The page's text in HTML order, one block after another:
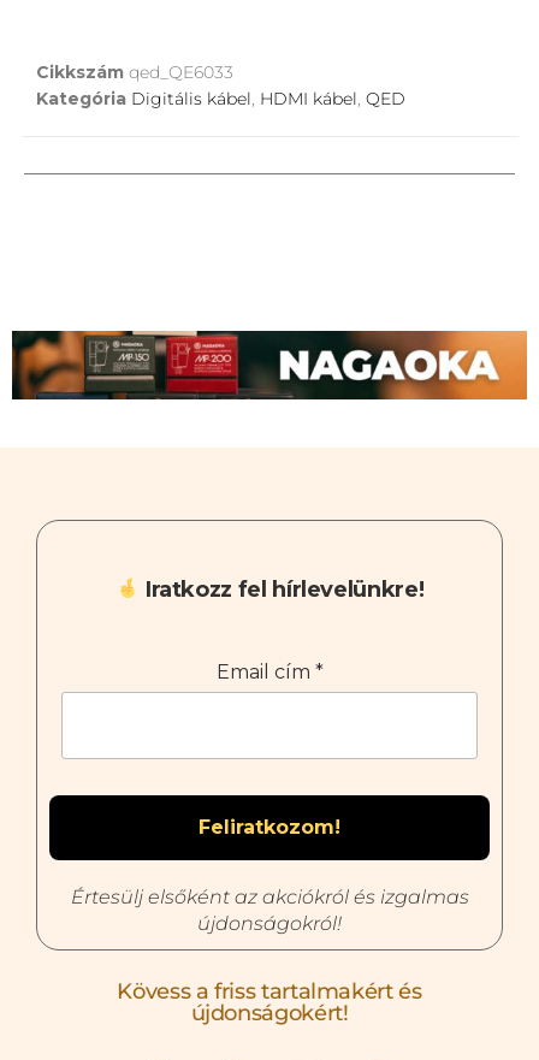
Cikkszám qed_QE6033
Kategória Digitális kábel, HDMI kábel, QED
Iratkozz fel hírlevelünkre!
Email cím *
Értesülj elsőként az akciókról és izgalmas
újdonságokról!
Kövess a friss tartalmakért és
újdonságokért!